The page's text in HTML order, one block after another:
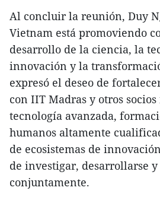
Al concluir la reunión, Duy
Vietnam está promoviendo
desarrollo de la ciencia, la
innovación y la
expresó el deseo de
con IIT Madras y otros
tecnología avanzada,
humanos altamente
de ecosistemas de
de investigar, desarrollarse
conjuntamente.